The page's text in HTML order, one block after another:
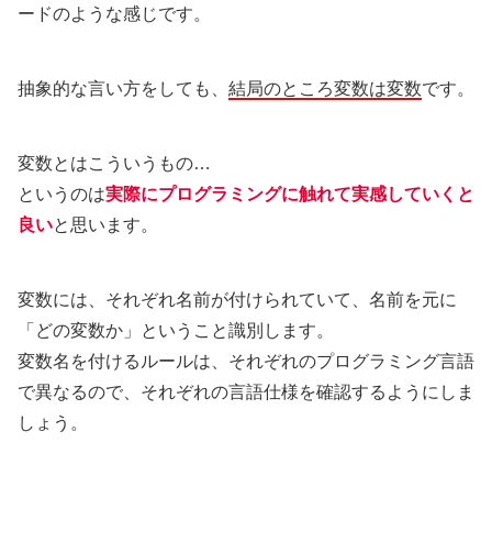
ードのような感じです。
抽象的な言い方をしても、 結局のところ変数は変数です。
変数とはこういうもの…
というのは実際にプログラミングに触れて実感していくと
良いと思います。
変数には、それぞれ名前が付けられていて、名前を元に
「どの変数か」ということ識別します。
変数名を付けるルールは、それぞれのプログラミング言語
で異なるので、それぞれの言語仕様を確認するようにしま
しょう。